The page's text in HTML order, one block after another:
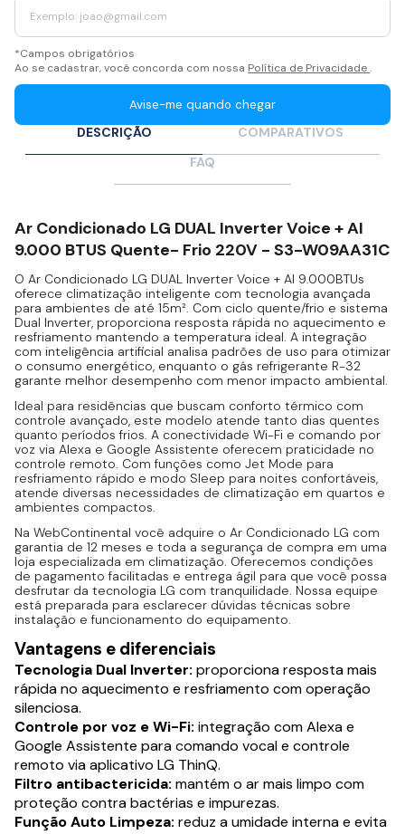
*Campos obrigatórios
Ao se cadastrar, você concorda com nossa Política de Privacidade.
Avise-me quando chegar
DESCRIÇÃO
COMPARATIVOS
FAQ
Ar Condicionado LG DUAL Inverter Voice + AI
9.000 BTUS Quente- Frio 220V - S3-W09AA31C
O Ar Condicionado LG DUAL Inverter Voice + AI 9.000BTUs
oferece climatização inteligente com tecnologia avançada
para ambientes de até 15m². Com ciclo quente/frio e sistema
Dual Inverter, proporciona resposta rápida no aquecimento e
resfriamento mantendo a temperatura ideal. A integração
com inteligência artificial analisa padrões de uso para otimizar
o consumo energético, enquanto o gás refrigerante R-32
garante melhor desempenho com menor impacto ambiental.
Ideal para residências que buscam conforto térmico com
controle avançado, este modelo atende tanto dias quentes
quanto períodos frios. A conectividade Wi-Fi e comando por
voz via Alexa e Google Assistente oferecem praticidade no
controle remoto. Com funções como Jet Mode para
resfriamento rápido e modo Sleep para noites confortáveis,
atende diversas necessidades de climatização em quartos e
ambientes compactos.
Na WebContinental você adquire o Ar Condicionado LG com
garantia de 12 meses e toda a segurança de compra em uma
loja especializada em climatização. Oferecemos condições
de pagamento facilitadas e entrega ágil para que você possa
desfrutar da tecnologia LG com tranquilidade. Nossa equipe
está preparada para esclarecer dúvidas técnicas sobre
instalação e funcionamento do equipamento.
Vantagens e diferenciais
Tecnologia Dual Inverter: proporciona resposta mais
rápida no aquecimento e resfriamento com operação
silenciosa.
Controle por voz e Wi-Fi: integração com Alexa e
Google Assistente para comando vocal e controle
remoto via aplicativo LG ThinQ.
Filtro antibactericida: mantém o ar mais limpo com
proteção contra bactérias e impurezas.
Função Auto Limpeza: reduz a umidade interna e evita